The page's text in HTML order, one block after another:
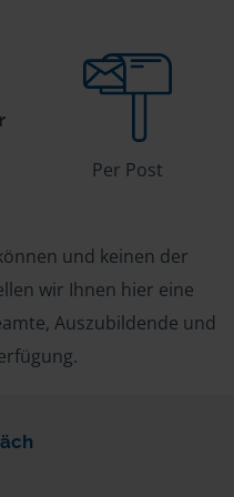
Per Post
und keinen der
wir Ihnen hier eine
Auszubildende und